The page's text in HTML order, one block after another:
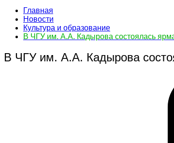
Главная
Новости
Культура и образование
В ЧГУ им. А.А. Кадырова состоялась
В ЧГУ им. А.А. Кадырова